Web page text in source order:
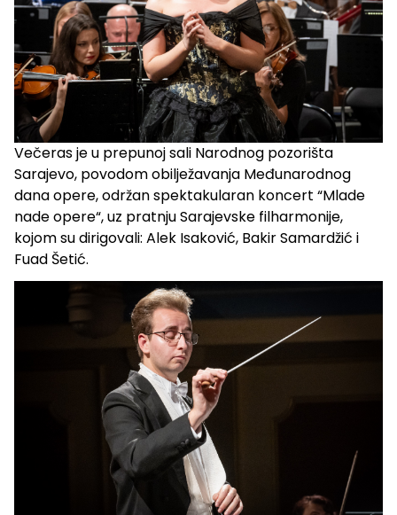
Večeras je u prepunoj sali Narodnog pozorišta
Sarajevo, povodom obilježavanja Međunarodnog
dana opere, održan spektakularan koncert “Mlade
nade opere“, uz pratnju Sarajevske filharmonije,
kojom su dirigovali: Alek Isaković, Bakir Samardžić i
Fuad Šetić.